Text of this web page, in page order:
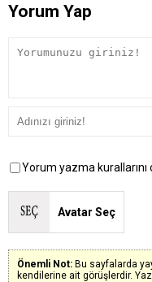
Yorum Yap
Yorum yazma
Avatar Seç
Önemli Not: Bu sayfalarda
kendilerine ait görüşlerdir.